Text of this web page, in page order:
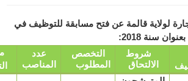
قالمة عن فتح مسابقة للتوظيف في
الالتحاق
التخصص
المطلوب
عدد
المناصب
التعيين